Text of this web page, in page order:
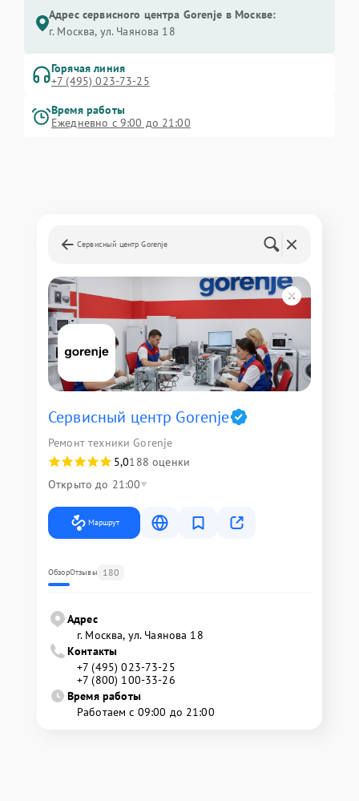
Адрес сервисного центра Gorenje в Москве:
г. Москва, ул. Чаянова 18
Горячая линия
+7 (495) 023-73-25
Время работы
Ежедневно с 9:00 до 21:00
Сервисный центр Gorenje
Сервисный центр Gorenje
Ремонт техники Gorenje
5,0188 оценки
Открыто до 21:00
Маршрут
ОбзорОтзывы 180
Адрес
г. Москва, ул. Чаянова 18
Контакты
+7 (495) 023-73-25
+7 (800) 100-33-26
Время работы
Работаем с 09:00 до 21:00